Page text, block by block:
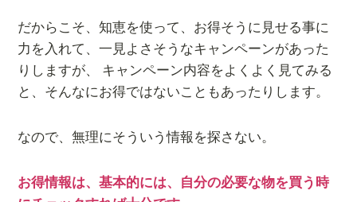
だからこそ、知恵を使って、お得そうに見せる事に
力を入れて、一見よさそうなキャンペーンがあった
りしますが、 キャンペーン内容をよくよく見てみる
と、そんなにお得ではないこともあったりします。
なので、無理にそういう情報を探さない。
お得情報は、基本的には、自分の必要な物を買う時